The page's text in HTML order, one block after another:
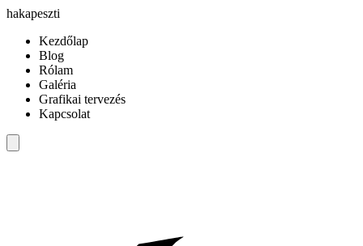
hakapeszti
Kezdőlap
Blog
Rólam
Galéria
Grafikai tervezés
Kapcsolat